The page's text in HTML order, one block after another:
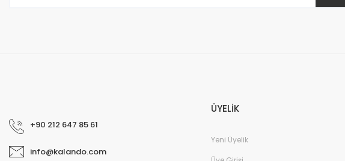
+90 212 647 85 61
info@kalando.com
ÜYELİK
Yeni Üyelik